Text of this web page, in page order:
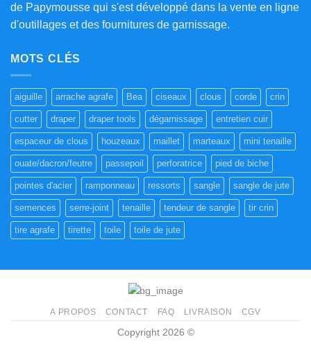
de Papymousse qui s'est développé dans la vente en ligne
d'outillages et des fournitures de garnissage.
MOTS CLÉS
aiguille arrache agrafe Bea ciseaux clous corde crin
cutter draper draper tools dégarnissage entretien cuir
espaceur de clous houzeaux maillet marteaux mini tenaille
ouate/dacron/feutre passepoil perforatrice pied de biche
pointes d'acier ramponneau ressorts sangle sangle de jute
semences serre-joint tenaille tendeur de sangle tir crin
tire agrafe tirette toile toile de jute
A PROPOS CONTACT FAQ LIVRAISON CGV
Copyright 2026 ©